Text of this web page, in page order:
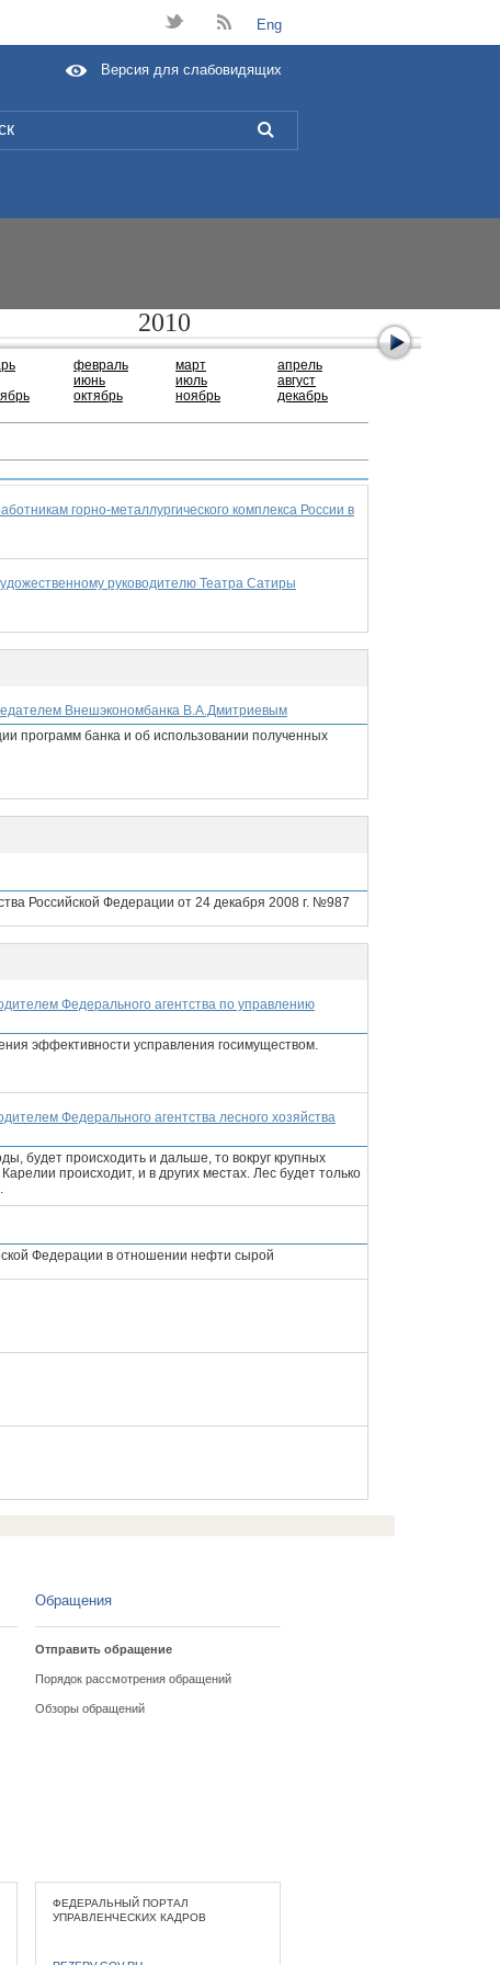
t B Eng
L
Версия для слабовидящих
2010
февраль
июнь
октябрь
март
июль
ноябрь
апрель
август
декабрь
горно-металлургического комплекса России в
руководителю Театра Сатиры
Внешэкономбанка В.А.Дмитриевым
программ банка и об использовании полученных
Российской Федерации от 24 декабря 2008 г. №987
Федерального агентства по управлению
эффективности усправления госимуществом.
Федерального агентства лесного хозяйства
будет происходить и дальше, то вокруг крупных
происходит, и в других местах. Лес будет только
Федерации в отношении нефти сырой
Обращения
Отправить обращение
Порядок рассмотрения обращений
Обзоры обращений
ФЕДЕРАЛЬНЫЙ ПОРТАЛ
УПРАВЛЕНЧЕСКИХ КАДРОВ